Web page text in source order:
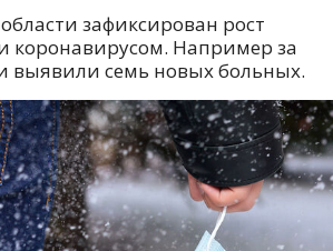
зафиксирован рост
коронавирусом. Например за
выявили семь новых больных.